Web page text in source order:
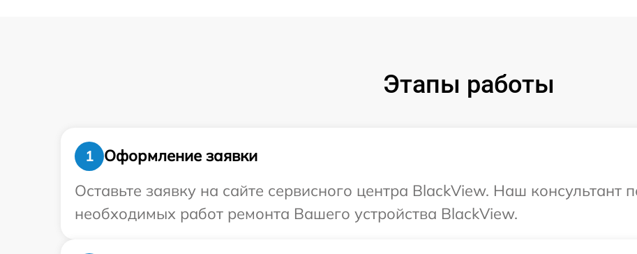
Этапы работы
1
Оформление заявки
Оставьте заявку на сайте сервисного центра BlackView. Наш консультант
необходимых работ ремонта Вашего устройства BlackView.